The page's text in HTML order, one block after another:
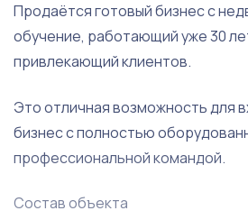
Продаётся готовый бизнес с
обучение, работающий уже 30
привлекающий клиентов.
Это отличная возможность для
бизнес с полностью
профессиональной командой.
Состав объекта